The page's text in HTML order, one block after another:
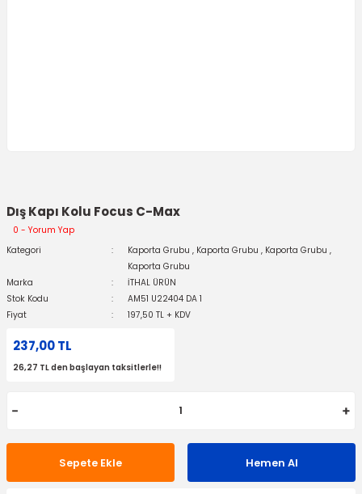
Dış Kapı Kolu Focus C-Max
0 - Yorum Yap
Kategori
Kaporta Grubu , Kaporta Grubu , Kaporta Grubu ,
Kaporta Grubu
Marka
İTHAL ÜRÜN
Stok Kodu
AM51 U22404 DA 1
Fiyat
197,50 TL + KDV
237,00 TL
26,27 TL den başlayan taksitlerle!!
Sepete Ekle Hemen Al